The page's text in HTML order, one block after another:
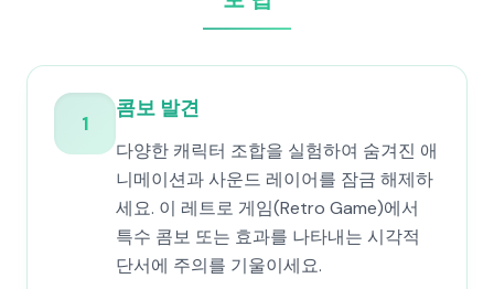
1
콤보 발견
다양한 캐릭터 조합을 실험하여 숨겨진 애
니메이션과 사운드 레이어를 잠금 해제하
세요. 이 레트로 게임(Retro Game)에서
특수 콤보 또는 효과를 나타내는 시각적
단서에 주의를 기울이세요.